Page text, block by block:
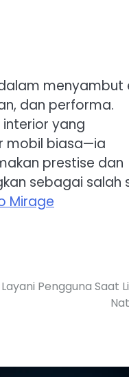
menyambut
dan performa.
yang
mobil biasa—ia
prestise dan
sebagai salah
Mirage
Pengguna Saat